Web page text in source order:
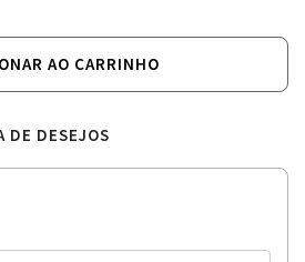
AO CARRINHO
DE DESEJOS